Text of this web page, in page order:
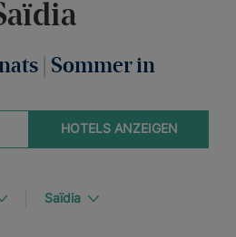
| Sommer in
HOTELS ANZEIGEN
Saïdia